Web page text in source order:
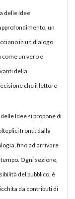
delle Idee
un
in un dialogo
un vero e
della
che il lettore
Idee si propone di
fronti: dalla
fino ad arrivare
Ogni sezione,
del pubblico, è
da contributi di